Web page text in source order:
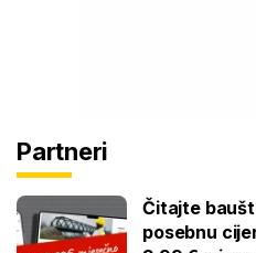
Partneri
Čitajte
posebnu